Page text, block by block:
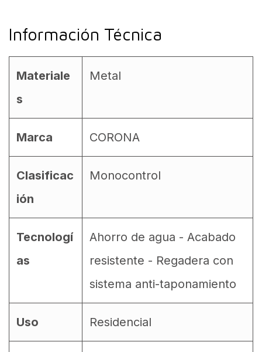
Información Técnica
Materiale
s
Metal
Marca CORONA
Clasificac
ión
Monocontrol
Tecnologí
as
Ahorro de agua - Acabado
resistente - Regadera con
sistema anti-taponamiento
Uso Residencial